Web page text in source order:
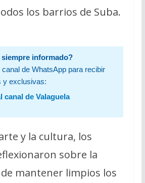
los barrios de Suba.
informado?
de WhatsApp para recibir
y exclusivas:
canal de Valaguela
y la cultura, los
sobre la
mantener limpios los